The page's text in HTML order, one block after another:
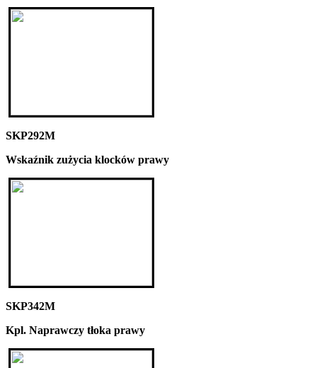
SKP292M
Wskaźnik zużycia klocków prawy
SKP342M
Kpl. Naprawczy tłoka prawy